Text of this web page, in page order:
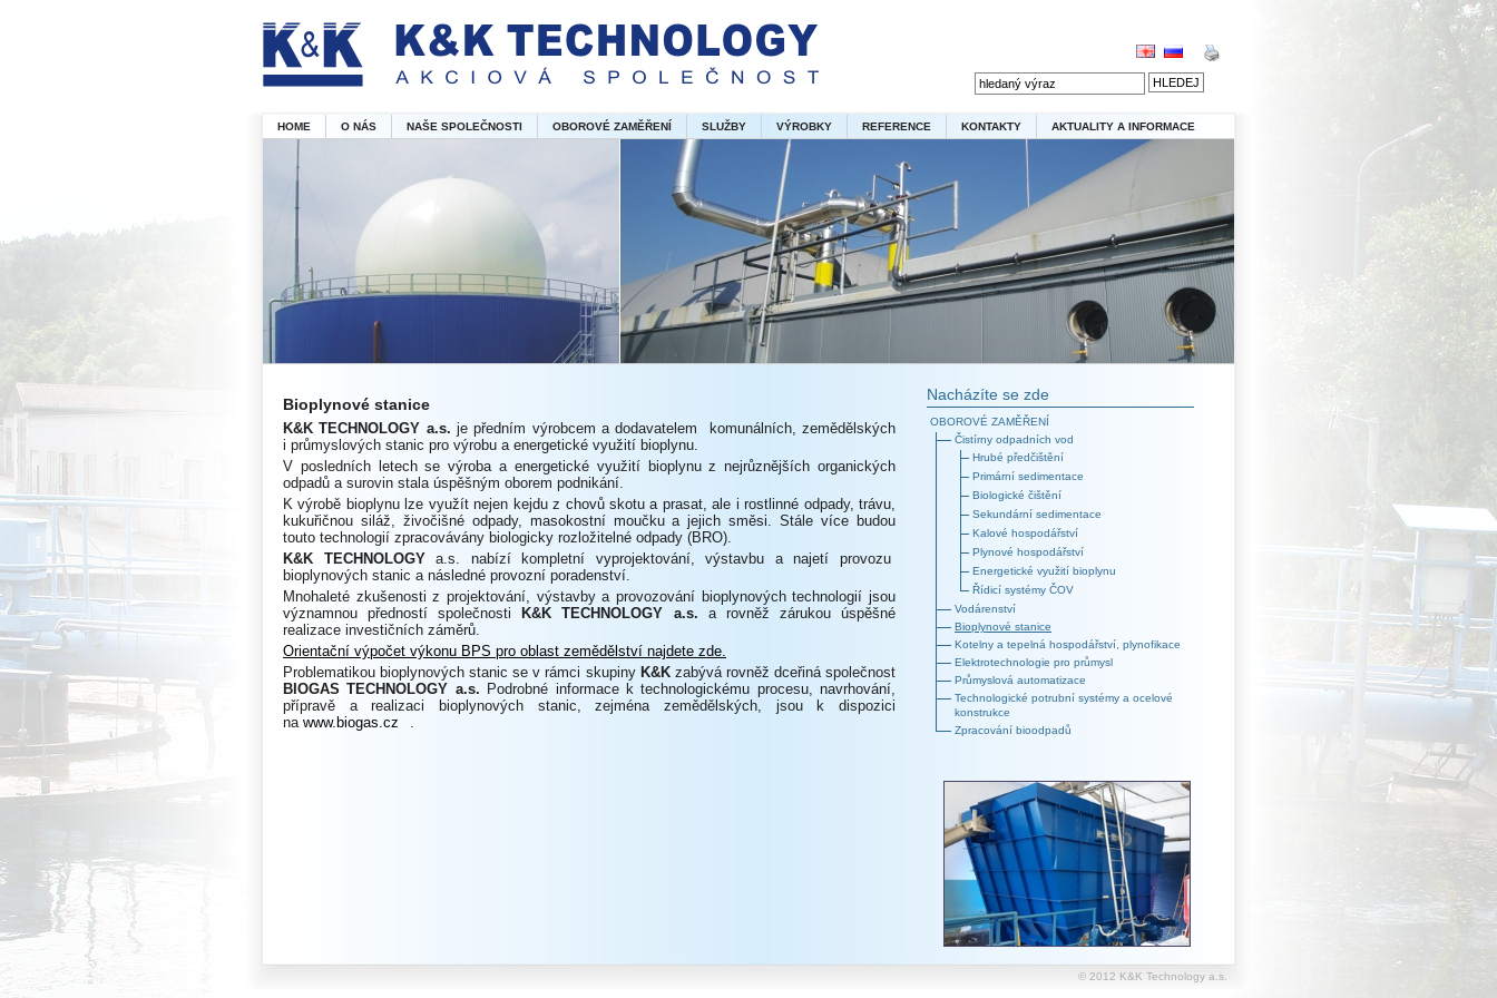
HOME O NÁS NAŠE SPOLEČNOSTI OBOROVÉ ZAMĚŘENÍ SLUŽBY VÝROBKY REFERENCE KONTAKTY AKTUALITY A INFORMACE
Bioplynové stanice
K&K TECHNOLOGY a.s. je předním výrobcem a dodavatelem komunálních, zemědělských
i průmyslových stanic pro výrobu a energetické využití bioplynu.
V posledních letech se výroba a energetické využití bioplynu z nejrůznějších organických
odpadů a surovin stala úspěšným oborem podnikání.
K výrobě bioplynu lze využít nejen kejdu z chovů skotu a prasat, ale i rostlinné odpady, trávu,
kukuřičnou siláž, živočišné odpady, masokostní moučku a jejich směsi. Stále více budou
touto technologií zpracovávány biologicky rozložitelné odpady (BRO).
K&K TECHNOLOGYa.s. nabízí kompletní vyprojektování, výstavbu a najetí provozu
bioplynových stanic a následné provozní poradenství.
Mnohaleté zkušenosti z projektování, výstavby a provozování bioplynových technologií jsou
významnou předností společnosti
K&K TECHNOLOGY a.s. a rovněž zárukou úspěšné
realizace investičních záměrů.
Orientační výpočet výkonu BPS pro oblast zemědělství najdete zde.
Problematikou bioplynových stanic se v rámci skupiny K&Kzabývá rovněž dceřiná společnost
BIOGAS TECHNOLOGY a.s. Podrobné informace k technologickému procesu, navrhování,
přípravě a realizaci bioplynových stanic, zejména zemědělských, jsou k dispozici
na www.biogas.cz .
Nacházíte se zde
OBOROVÉ ZAMĚŘENÍ
Čistírny odpadních vod
Hrubé předčištění
Primární sedimentace
Biologické čištění
Sekundární sedimentace
Kalové hospodářství
Plynové hospodářství
Energetické využití bioplynu
Řídicí systémy ČOV
Vodárenství
Bioplynové stanice
Kotelny a tepelná hospodářství, plynofikace
Elektrotechnologie pro průmysl
Průmyslová automatizace
Technologické potrubní systémy a ocelové
konstrukce
Zpracování bioodpadů
© 2012 K&K Technology a.s.